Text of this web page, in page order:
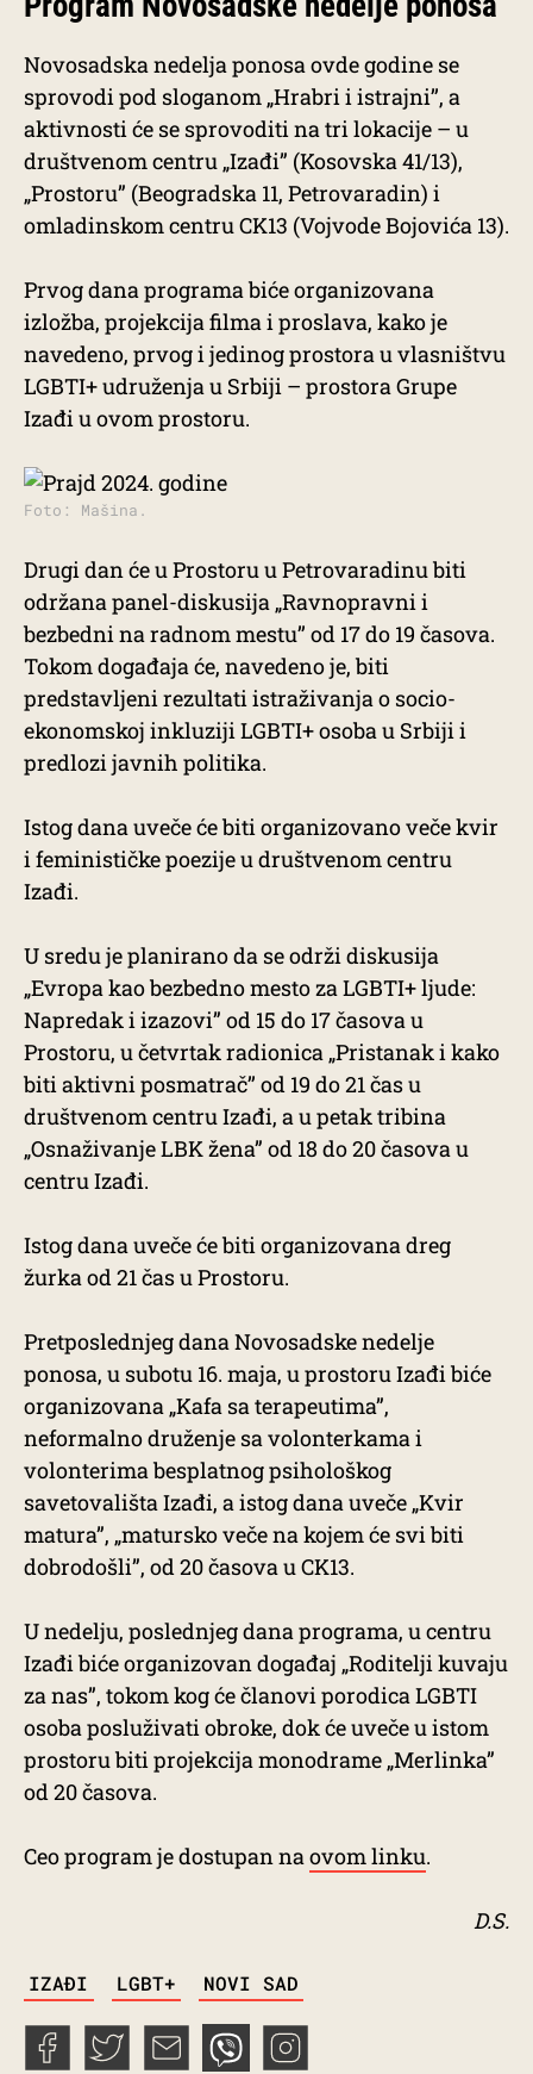
Novosadska nedelja ponosa ovde godine se
sprovodi pod sloganom „Hrabri i istrajni’’, a
aktivnosti će se sprovoditi na tri lokacije – u
društvenom centru „Izađi” (Kosovska 41/13),
„Prostoru” (Beogradska 11, Petrovaradin) i
omladinskom centru CK13 (Vojvode Bojovića 13).
Prvog dana programa biće organizovana
izložba, projekcija filma i proslava, kako je
navedeno, prvog i jedinog prostora u vlasništvu
LGBTI+ udruženja u Srbiji – prostora Grupe
Izađi u ovom prostoru.
Foto: Mašina.
Drugi dan će u Prostoru u Petrovaradinu biti
održana panel-diskusija „Ravnopravni i
bezbedni na radnom mestu’’ od 17 do 19 časova.
Tokom događaja će, navedeno je, biti
predstavljeni rezultati istraživanja o socio-
ekonomskoj inkluziji LGBTI+ osoba u Srbiji i
predlozi javnih politika.
Istog dana uveče će biti organizovano veče kvir
i feminističke poezije u društvenom centru
Izađi.
U sredu je planirano da se održi diskusija
„Evropa kao bezbedno mesto za LGBTI+ ljude:
Napredak i izazovi” od 15 do 17 časova u
Prostoru, u četvrtak radionica „Pristanak i kako
biti aktivni posmatrač’’ od 19 do 21 čas u
društvenom centru Izađi, a u petak tribina
„Osnaživanje LBK žena” od 18 do 20 časova u
centru Izađi.
Istog dana uveče će biti organizovana dreg
žurka od 21 čas u Prostoru.
Pretposlednjeg dana Novosadske nedelje
ponosa, u subotu 16. maja, u prostoru Izađi biće
organizovana „Kafa sa terapeutima”,
neformalno druženje sa volonterkama i
volonterima besplatnog psihološkog
savetovališta Izađi, a istog dana uveče „Kvir
matura”, „matursko veče na kojem će svi biti
dobrodošli”, od 20 časova u CK13.
U nedelju, poslednjeg dana programa, u centru
Izađi biće organizovan događaj „Roditelji kuvaju
za nas”, tokom kog će članovi porodica LGBTI
osoba posluživati obroke, dok će uveče u istom
prostoru biti projekcija monodrame „Merlinka”
od 20 časova.
Ceo program je dostupan naovom linku.
D.S.
IZAĐI LGBT+ NOVI SAD